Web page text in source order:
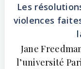
Les
violences
Jane
l’université